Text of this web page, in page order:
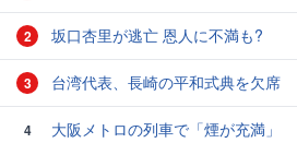
2 坂口杏里が逃亡 恩人に不満も?
3 台湾代表、長崎の平和式典を欠席
4 大阪メトロの列車で「煙が充満」